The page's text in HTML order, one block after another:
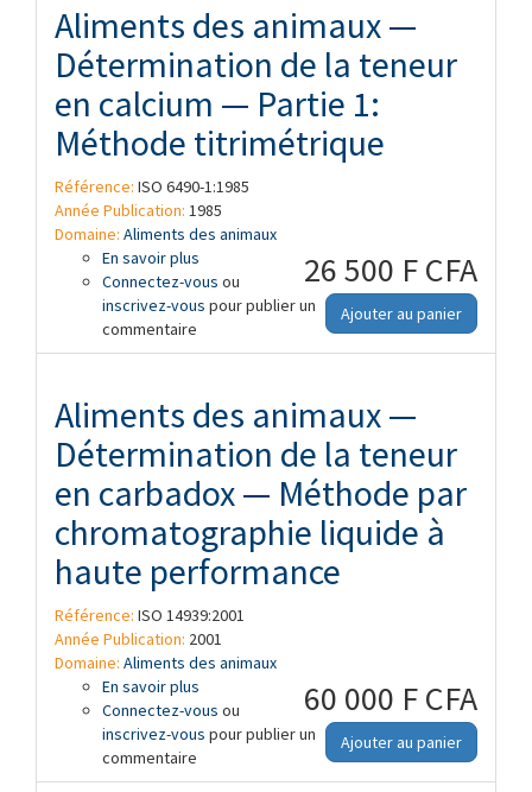
Aliments des animaux —
Détermination de la teneur
en calcium — Partie 1:
Méthode titrimétrique
Référence: ISO 6490-1:1985
Année Publication: 1985
Domaine: Aliments des animaux
26 500 F CFA
Ajouter au panier
En savoir plus à propos de Aliments des animaux —
Détermination de la teneur en calcium —
Partie 1: Méthode titrimétrique
Connectez-vous ou
inscrivez-vous pour publier un
commentaire
Aliments des animaux —
Détermination de la teneur
en carbadox — Méthode par
chromatographie liquide à
haute performance
Référence: ISO 14939:2001
Année Publication: 2001
Domaine: Aliments des animaux
60 000 F CFA
Ajouter au panier
En savoir plus à propos de Aliments des animaux —
Détermination de la teneur en carbadox
— Méthode par chromatographie liquide
à haute performance
Connectez-vous ou
inscrivez-vous pour publier un
commentaire